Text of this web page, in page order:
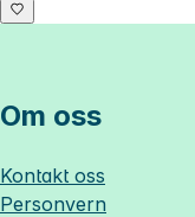
Om oss
Kontakt oss
Personvern